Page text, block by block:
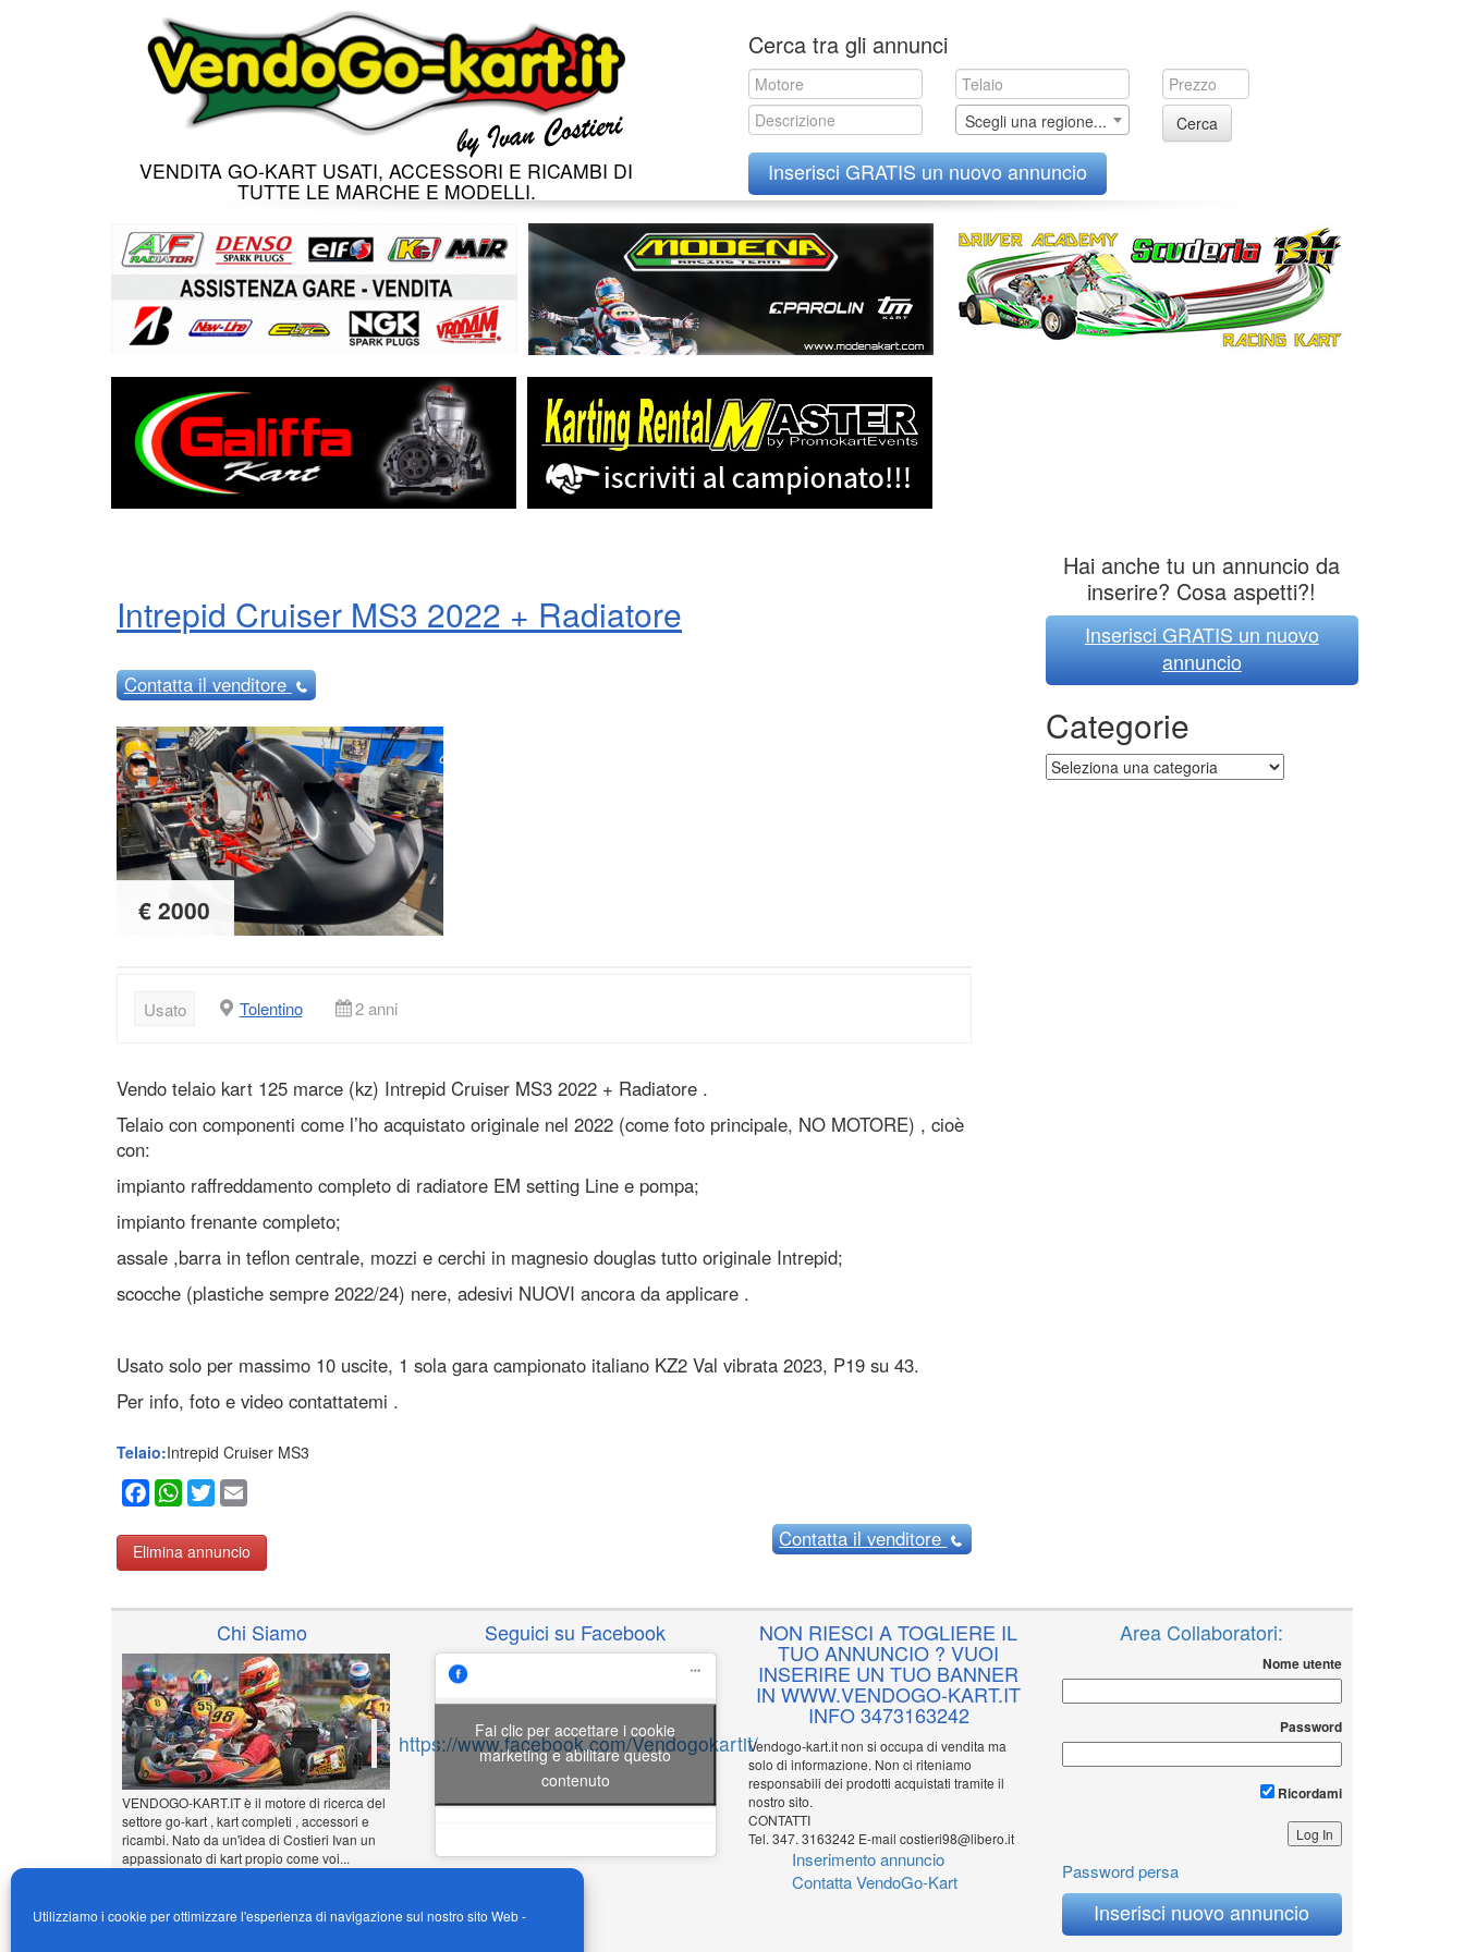
Utilizziamo i cookie per ottimizzare l'esperienza di navigazione sul nostro sito Web -
VENDITA GO-KART USATI, ACCESSORI E RICAMBI DI
TUTTE LE MARCHE E MODELLI.
to
content
Cerca tra gli annunci
Scegli una regione... Cerca
Inserisci GRATIS un nuovo annuncio
Intrepid Cruiser MS3 2022 + Radiatore
Contattail venditore
€ 2000
Usato Tolentino 2 anni
Vendo telaio kart 125 marce (kz) Intrepid Cruiser MS3 2022 + Radiatore .
Telaio con componenti come l’ho acquistato originale nel 2022 (come foto principale, NO MOTORE) , cioè
con:
impianto raffreddamento completo di radiatore EM setting Line e pompa;
impianto frenante completo;
assale ,barra in teflon centrale, mozzi e cerchi in magnesio douglas tutto originale Intrepid;
scocche (plastiche sempre 2022/24) nere, adesivi NUOVI ancora da applicare .
Usato solo per massimo 10 uscite, 1 sola gara campionato italiano KZ2 Val vibrata 2023, P19 su 43.
Per info, foto e video contattatemi .
Telaio:Intrepid Cruiser MS3
Facebook
WhatsApp
Twitter
Elimina annuncio
Contattail venditore
Hai anche tu un annuncio da
inserire? Cosa aspetti?!
Inserisci GRATIS un nuovo
annuncio
Categorie
Categorie
Chi Siamo
VENDOGO-KART.IT è il motore di ricerca del
settore go-kart , kart completi , accessori e
ricambi. Nato da un'idea di Costieri Ivan un
appassionato di kart propio come voi...
Inserisci il tuo annuncio
Seguici su Facebook
https://www.facebook.com/Vendogokartit/
Fai clic per accettare i cookie
marketing e abilitare questo
contenuto
NON RIESCI A TOGLIERE IL
TUO ANNUNCIO ? VUOI
INSERIRE UN TUO BANNER
IN WWW.VENDOGO-KART.IT
INFO 3473163242
Vendogo-kart.it non si occupa di vendita ma
solo di informazione. Non ci riteniamo
responsabili dei prodotti acquistati tramite il
nostro sito.
CONTATTI
Tel. 347. 3163242 E-mail costieri98@libero.it
Inserimento annuncio
Contatta VendoGo-Kart
Area Collaboratori:
Nome utente
Password
Ricordami
Password persa
Inserisci nuovo annuncio